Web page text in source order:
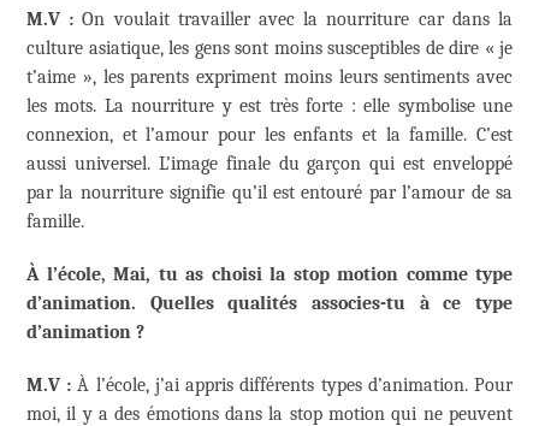
M.V : On voulait travailler avec la nourriture car dans la
culture asiatique, les gens sont moins susceptibles de dire « je
t’aime », les parents expriment moins leurs sentiments avec
les mots. La nourriture y est très forte : elle symbolise une
connexion, et l’amour pour les enfants et la famille. C’est
aussi universel. L’image finale du garçon qui est enveloppé
par la nourriture signifie qu’il est entouré par l’amour de sa
famille.
À l’école, Mai, tu as choisi la stop motion comme type
d’animation. Quelles qualités associes-tu à ce type
d’animation ?
M.V : À l’école, j’ai appris différents types d’animation. Pour
moi, il y a des émotions dans la stop motion qui ne peuvent